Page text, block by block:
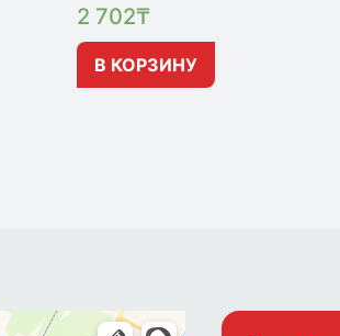
2 702₸
В КОРЗИНУ